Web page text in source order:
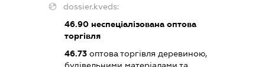
dossier.kveds:
46.90неспеціалізована оптова
торгівля
46.73оптова торгівля деревиною,